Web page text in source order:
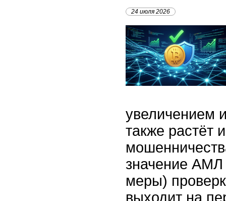
24 июля 2026
увеличением
также растёт
значение
меры)
выходит на